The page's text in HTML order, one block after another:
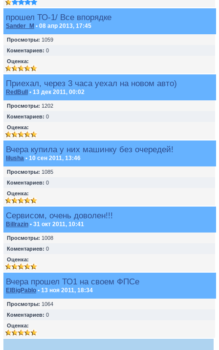
прошел ТО-1/ Все впорядке
Sander_M • 08 апр 2013, 17:45
Просмотры: 1059
Коментариев: 0
Оценка:
Приехал, через 3 часа уехал на новом авто)
RedBull • 13 дек 2011, 00:02
Просмотры: 1202
Коментариев: 0
Оценка:
Вчера купила у них машинку без очередей!
lilusha • 10 сен 2011, 13:46
Просмотры: 1085
Коментариев: 0
Оценка:
Сервисом, очень доволен!!!
Billrazin • 31 окт 2011, 10:41
Просмотры: 1008
Коментариев: 0
Оценка:
Вчера прошел ТО1 на своем ФПСе
ElBigPablo • 13 ноя 2011, 18:34
Просмотры: 1064
Коментариев: 0
Оценка: